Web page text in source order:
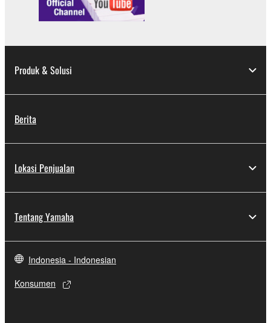
Produk & Solusi
Berita
Lokasi Penjualan
Tentang Yamaha
Indonesia - Indonesian
Konsumen